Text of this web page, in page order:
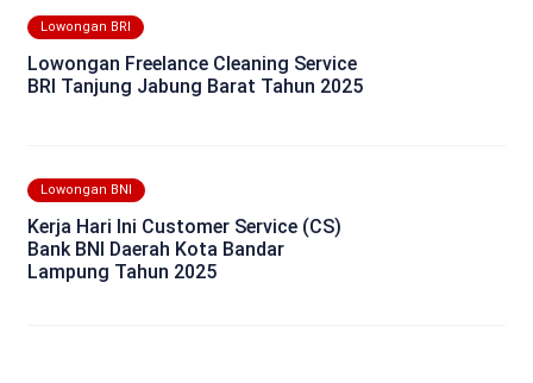
Lowongan BRI
Lowongan Freelance Cleaning Service
BRI Tanjung Jabung Barat Tahun 2025
Lowongan BNI
Kerja Hari Ini Customer Service (CS)
Bank BNI Daerah Kota Bandar
Lampung Tahun 2025